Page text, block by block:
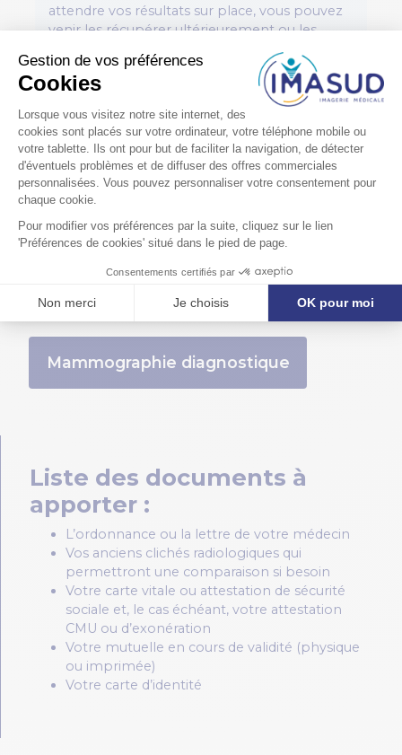
attendre vos résultats sur place, vous pouvez
venir les récupérer ultérieurement ou les
sécurisée.
Fiches information patient
à télécharger :
Mammographie diagnostique
Liste des documents à
apporter :
L’ordonnance ou la lettre de votre médecin
Vos anciens clichés radiologiques qui
permettront une comparaison si besoin
Votre carte vitale ou attestation de sécurité
sociale et, le cas échéant, votre attestation
CMU ou d’exonération
Votre mutuelle en cours de validité (physique
ou imprimée)
Votre carte d’identité